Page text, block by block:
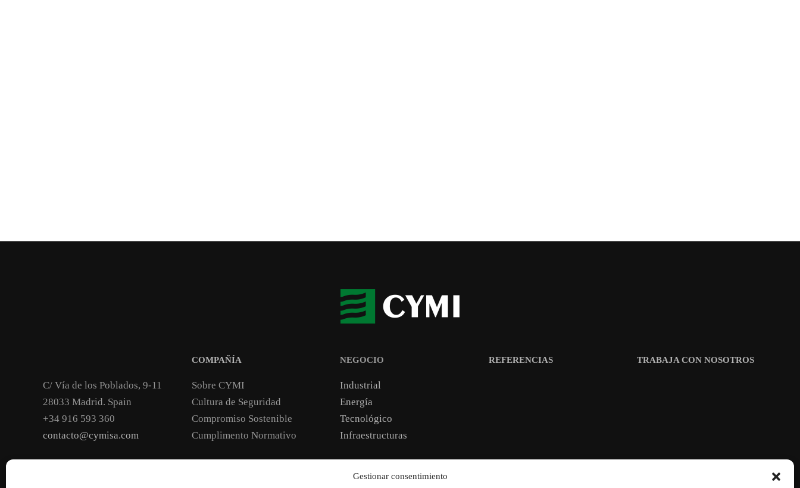
Gestionar consentimiento
C/ Vía de los Poblados, 9-11
28033 Madrid. Spain
+34 916 593 360
contacto@cymisa.com
COMPAÑÍA
Sobre CYMI
Cultura de Seguridad
Compromiso Sostenible
Cumplimento Normativo
NEGOCIO
Industrial
Energía
Tecnológico
Infraestructuras
REFERENCIAS TRABAJA CON NOSOTROS